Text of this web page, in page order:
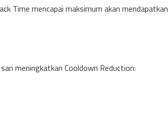
Time mencapai maksimum akan mendapatkan
meningkatkan Cooldown Reduction: